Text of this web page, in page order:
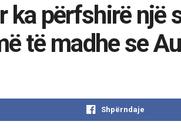
ka përfshirë një
të madhe se
Shpërndaje